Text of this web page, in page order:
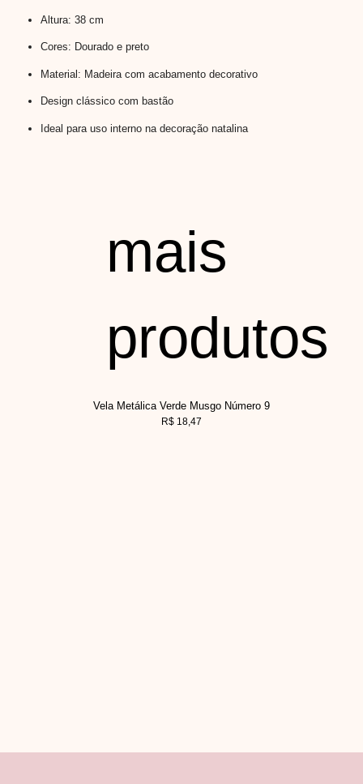
Altura: 38 cm
Cores: Dourado e preto
Material: Madeira com acabamento decorativo
Design clássico com bastão
Ideal para uso interno na decoração natalina
mais
produtos
Vela Metálica Verde Musgo Número 9
R$ 18,47